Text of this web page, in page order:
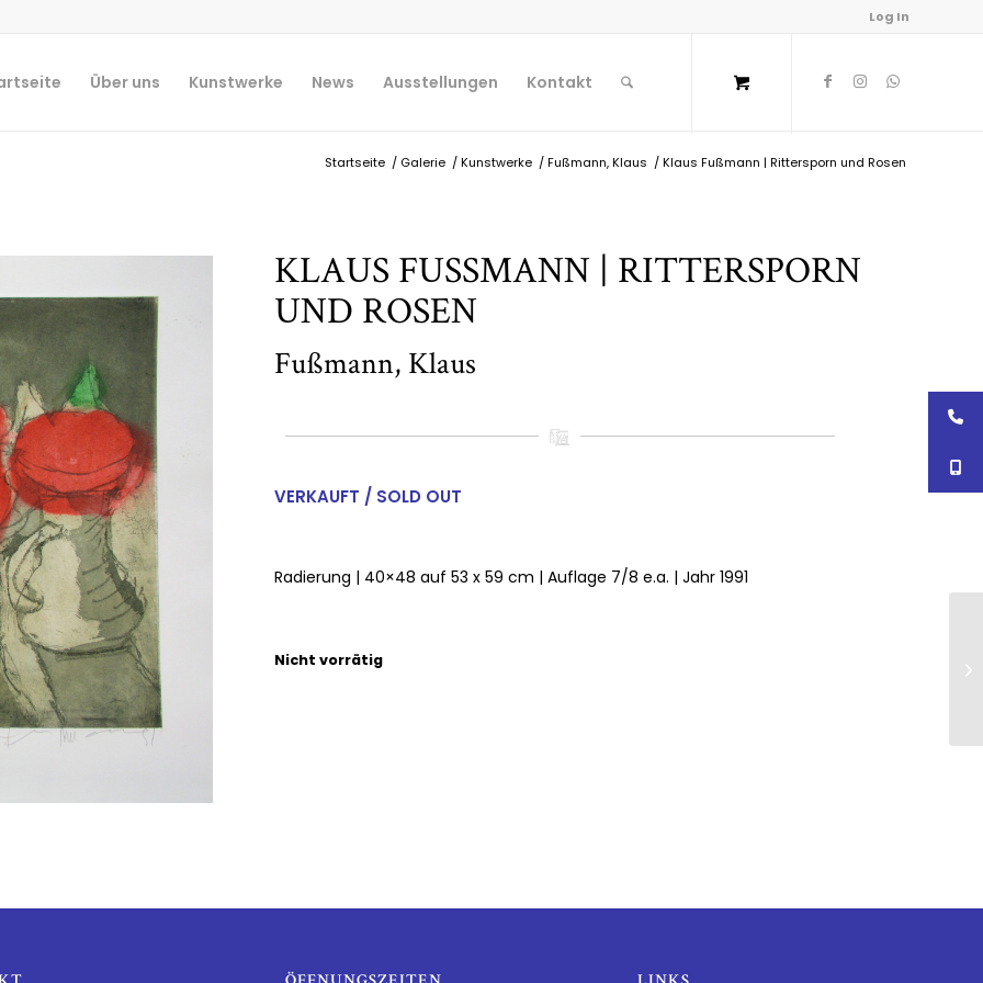
Log In
Über uns Kunstwerke News Ausstellungen Kontakt
Startseite / Galerie /Kunstwerke /Fußmann, Klaus /Klaus Fußmann | Rittersporn und Rosen
KLAUS FUSSMANN | RITTERSPORN U
ND ROSEN
Fußmann, Klaus
VERKAUFT / SOLD OUT
Radierung | 40×48 auf 53 x 59 cm | Auflage 7/8 e.a. | Jahr 1991
Nicht vorrätig